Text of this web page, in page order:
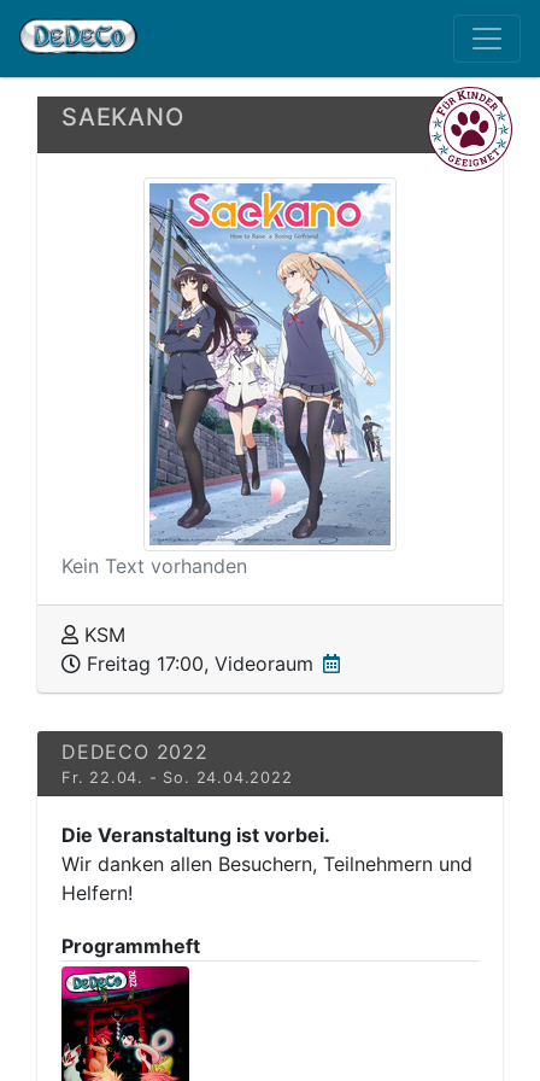
SAEKANO
Kein Text vorhanden
KSM
Freitag 17:00, Videoraum
DEDECO 2022
Fr. 22.04. - So. 24.04.2022
Die Veranstaltung ist vorbei.
Wir danken allen Besuchern, Teilnehmern und
Helfern!
Programmheft